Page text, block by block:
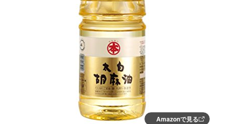
Amazonで見る